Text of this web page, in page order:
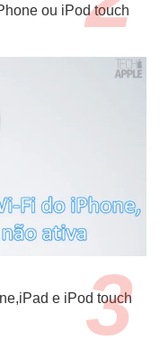
ou iPod touch
e iPod touch